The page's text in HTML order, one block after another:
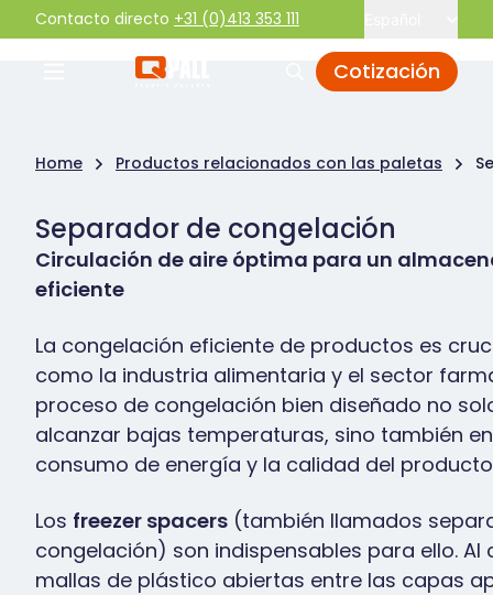
Contacto directo +31 (0)413 353 111
Cotización
Home Productos relacionados con las paletas
Separador de congelación
Circulación de aire óptima para un
eficiente
La congelación eficiente de productos es
como la industria alimentaria y el sector
proceso de congelación bien diseñado no
alcanzar bajas temperaturas, sino también
consumo de energía y la calidad del
Los freezer spacers (también llamados
congelación) son indispensables para ello. Al
mallas de plástico abiertas entre las capas